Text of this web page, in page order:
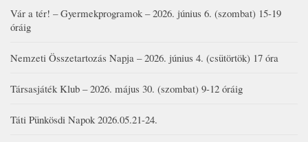
Vár a tér! – Gyermekprogramok – 2026. június 6. (szombat) 15-19
óráig
Nemzeti Összetartozás Napja – 2026. június 4. (csütörtök) 17 óra
Társasjáték Klub – 2026. május 30. (szombat) 9-12 óráig
Táti Pünkösdi Napok 2026.05.21-24.